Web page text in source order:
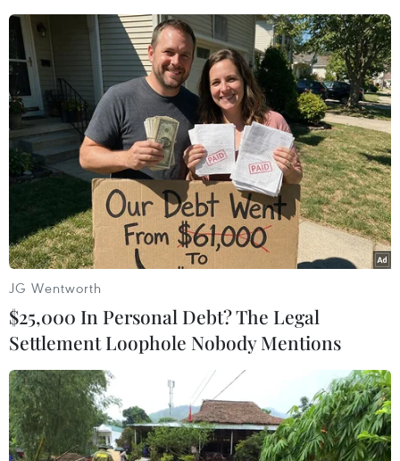
#PC45 #Nguyễn Công Bảo
#Trần Hà Bảo Toản
#Giết người
#Đỗ Linh
#Nghệ sỹ cải lương
#Cướp tài sản
Theo dõi VietnamPlus
JG Wentworth
$25,000 In Personal Debt? The Legal
Settlement Loophole Nobody Mentions